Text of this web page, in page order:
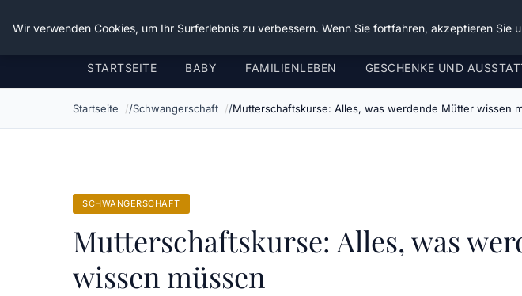
Verflixt-und-aufgetrennt.de
STARTSEITE BABY FAMILIENLEBEN GESCHENKE UND
Startseite Schwangerschaft Mutterschaftskurse: Alles, was werdende Mütter wissen
SCHWANGERSCHAFT
Mutterschaftskurse: Alles, was
wissen müssen
Wir verwenden Cookies, um Ihr Surferlebnis zu verbessern. Wenn Sie fortfahren, akzeptieren Sie